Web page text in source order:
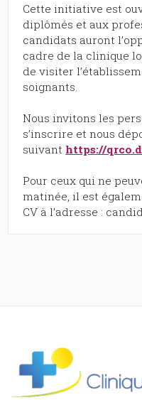
Cette initiative est
diplômés et aux
candidats auront
cadre de la clinique
de visiter
soignants.
Nous invitons les
s’inscrire et nous
suivanthttps://
Pour ceux qui ne
matinée, il est
CV à l’adresse :